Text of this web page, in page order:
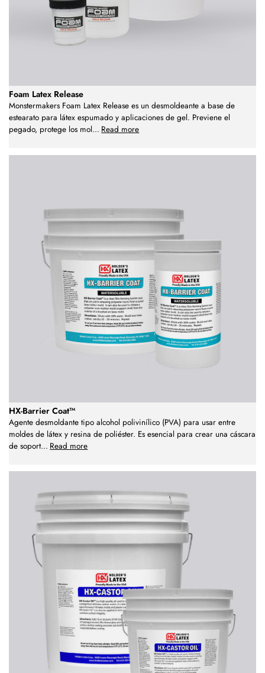
Foam Latex Release
Monstermakers Foam Latex Release es un desmoldeante a base de
estearato para látex espumado y aplicaciones de gel. Previene el
pegado, protege los mol... Read more
HX-Barrier Coat™
Agente desmoldante tipo alcohol polivinílico (PVA) para usar entre
moldes de látex y resina de poliéster. Es esencial para crear una cáscara
de soport... Read more